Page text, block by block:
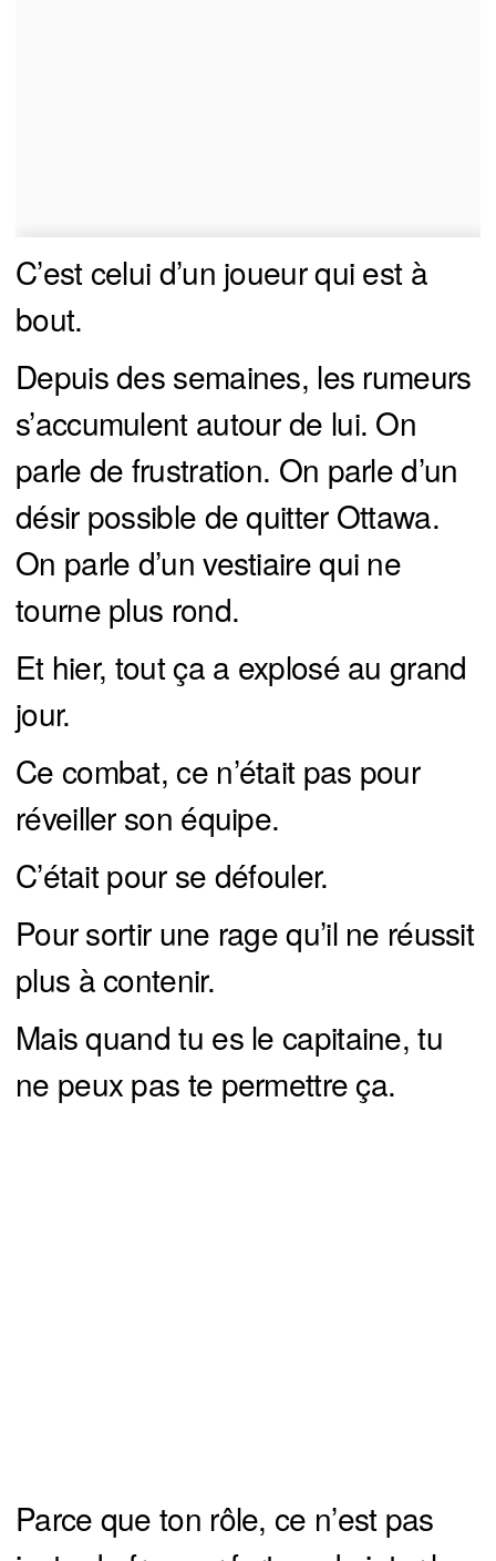
C’est celui d’un joueur qui est à
bout.
Depuis des semaines, les rumeurs
s’accumulent autour de lui. On
parle de frustration. On parle d’un
désir possible de quitter Ottawa.
On parle d’un vestiaire qui ne
tourne plus rond.
Et hier, tout ça a explosé au grand
jour.
Ce combat, ce n’était pas pour
réveiller son équipe.
C’était pour se défouler.
Pour sortir une rage qu’il ne réussit
plus à contenir.
Mais quand tu es le capitaine, tu
ne peux pas te permettre ça.
Parce que ton rôle, ce n’est pas